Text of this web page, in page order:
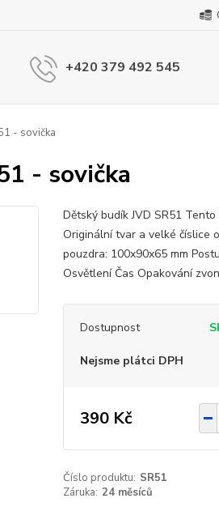
+420 379 492 545
- sovička
- sovička
Dětský budík JVD SR51
Originální tvar a velké číslice
pouzdra: 100x90x65 mm
Osvětlení Čas Opakování
Dostupnost
Nejsme plátci DPH
390 Kč
Číslo produktu: SR51
Záruka: 24 měsíců